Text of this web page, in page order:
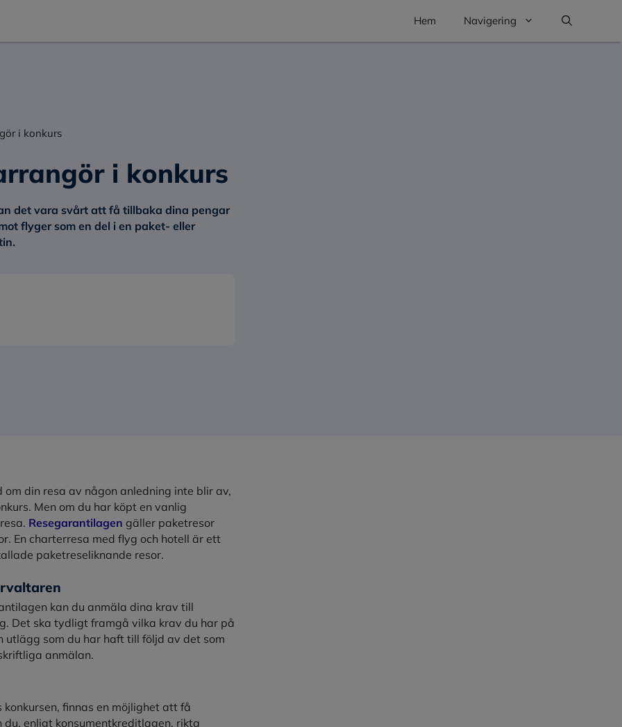
Hem Navigering
i konkurs
i konkurs
det vara svårt att få tillbaka dina pengar
flyger som en del i en paket- eller
din resa av någon anledning inte blir av,
Men om du har köpt en vanlig
Resegarantilagen gäller paketresor
En charterresa med flyg och hotell är ett
paketreseliknande resor.
kan du anmäla dina krav till
Det ska tydligt framgå vilka krav du har på
som du har haft till följd av det som
anmälan.
finnas en möjlighet att få
enligt konsumentkreditlagen, rikta